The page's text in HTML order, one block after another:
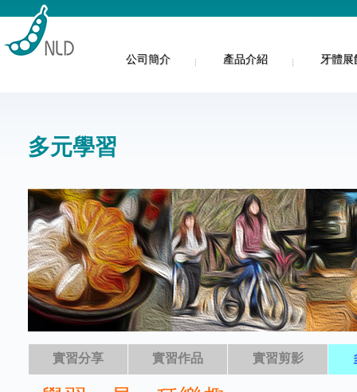
公司簡介 產品介紹 牙體展
多元學習
實習分享 實習作品 實習剪影